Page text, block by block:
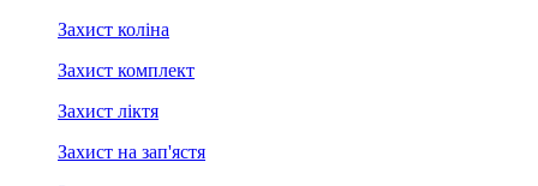
Захист коліна
Захист комплект
Захист ліктя
Захист на зап'ястя